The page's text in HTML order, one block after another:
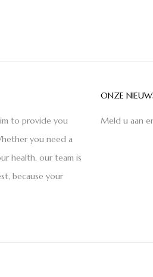
to provide you
you need a
health, our team is
because your
ONZE
Meld u aan